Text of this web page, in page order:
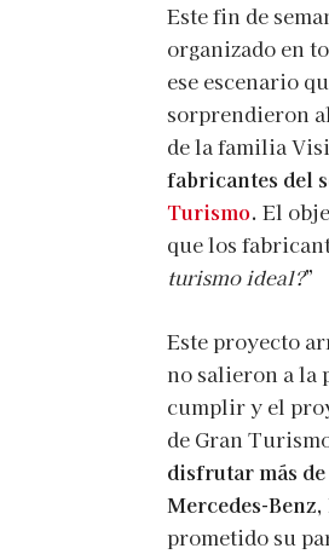
Este fin de
organizado en
ese escenario
sorprendieron
de la familia
fabricantes del
Turismo. El
que los
turismo ideal?”
Este proyecto
no salieron a la
cumplir y el
de Gran
disfrutar más
Mercedes-
prometido su